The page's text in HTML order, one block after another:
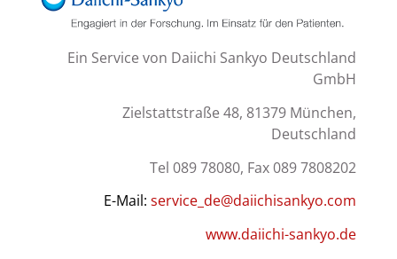
Ein Service von Daiichi Sankyo Deutschland
GmbH
Zielstattstraße 48, 81379 München,
Deutschland
Tel 089 78080, Fax 089 7808202
E-Mail:service_de@daiichisankyo.com
www.daiichi-sankyo.de